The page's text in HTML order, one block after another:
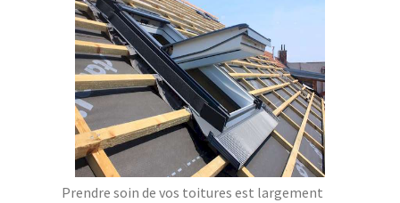
Prendre soin de vos toitures est largement